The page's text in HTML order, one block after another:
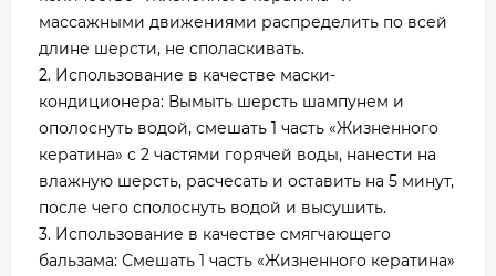
массажными движениями распределить по всей
длине шерсти, не споласкивать.
2. Использование в качестве маски-
кондиционера: Вымыть шерсть шампунем и
ополоснуть водой, смешать 1 часть «Жизненного
кератина» с 2 частями горячей воды, нанести на
влажную шерсть, расчесать и оставить на 5 минут,
после чего сполоснуть водой и высушить.
3. Использование в качестве смягчающего
бальзама: Смешать 1 часть «Жизненного кератина»